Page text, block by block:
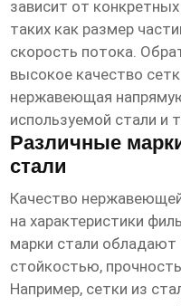
зависит от
таких как размер
скорость потока.
высокое качество
нержавеющая
используемой стали и
Различные
стали
Качество
на характеристики
марки стали обладают
стойкостью,
Например, сетки из